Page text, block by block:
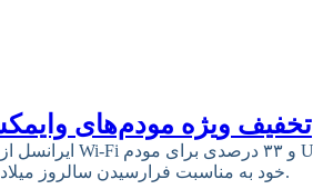
تخفیف ویژه مودم‌های
خود به مناسبت فرارسیدن سالروز میلاد مبارک حضرت امام علی (ع) و روز پدر خبر داد.